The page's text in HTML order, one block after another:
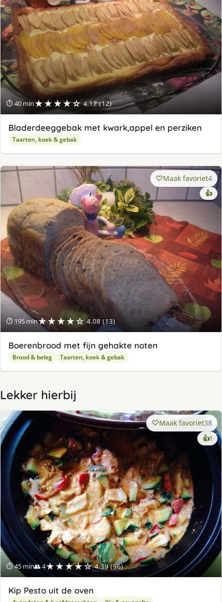
⏱ 40 min★★★★☆ 4.17 (12)
Bladerdeeggebak met kwark,appel en perziken
Taarten, koek & gebak
⏱ 195 min★★★★☆ 4.08 (13)
Maak favoriet4
👍
Boerenbrood met fijn gehakte noten
Brood & beleg Taarten, koek & gebak
Lekker hierbij
⏱ 45 min👥 4★★★★☆ 4.39 (96)
Maak favoriet38
👍1
Kip Pesto uit de oven